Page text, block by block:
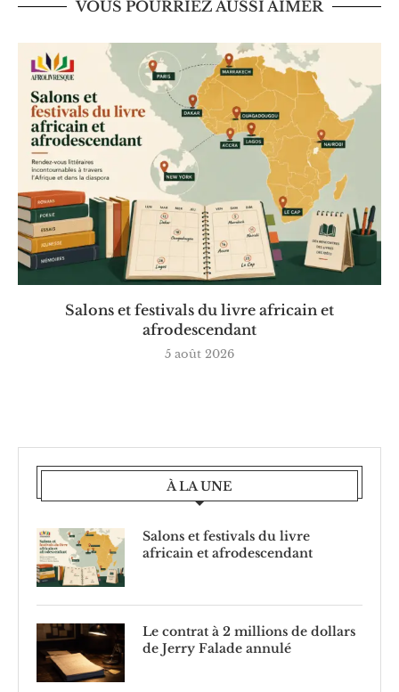
VOUS POURRIEZ AUSSI AIMER
Salons et festivals du livre africain et
afrodescendant
5 août 2026
À LA UNE
Salons et festivals du livre
africain et afrodescendant
Le contrat à 2 millions de dollars
de Jerry Falade annulé